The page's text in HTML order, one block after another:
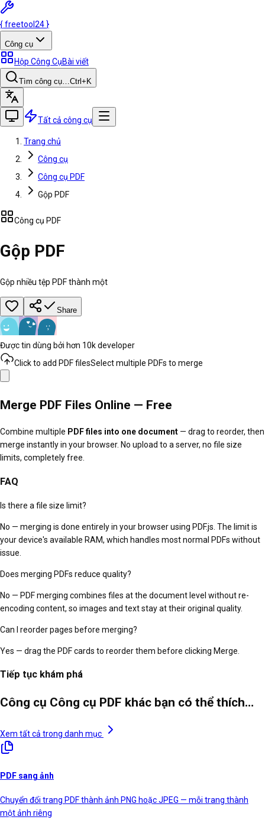
{freetool 24 }
Công cụ
Hộp Công CụBài viết
Tìm công cụ…Ctrl +K
Tất cả công cụ
Trang chủ
Công cụ
Công cụ PDF
Gộp PDF
Công cụ PDF
Gộp PDF
Gộp nhiều tệp PDF thành một
Share
Được tin dùng bởi hơn 10k developer
Click to add PDF filesSelect multiple PDFs to merge
Merge PDF Files Online — Free
Combine multiple PDF files into one document — drag to reorder, then
merge instantly in your browser. No upload to a server, no file size
limits, completely free.
FAQ
Is there a file size limit?
No — merging is done entirely in your browser using PDF.js. The limit is
your device's available RAM, which handles most normal PDFs without
issue.
Does merging PDFs reduce quality?
No — PDF merging combines files at the document level without re-
encoding content, so images and text stay at their original quality.
Can I reorder pages before merging?
Yes — drag the PDF cards to reorder them before clicking Merge.
Tiếp tục khám phá
Công cụ Công cụ PDF khác bạn có thể thích…
Xem tất cả trong danh mục
PDF sang ảnh
Chuyển đổi trang PDF thành ảnh PNG hoặc JPEG — mỗi trang thành
một ảnh riêng